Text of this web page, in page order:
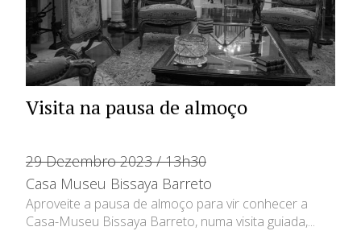
Visita na pausa de almoço
29 Dezembro 2023 / 13h30
Casa Museu Bissaya Barreto
Aproveite a pausa de almoço para vir conhecer a
Casa-Museu Bissaya Barreto, numa visita guiada,...